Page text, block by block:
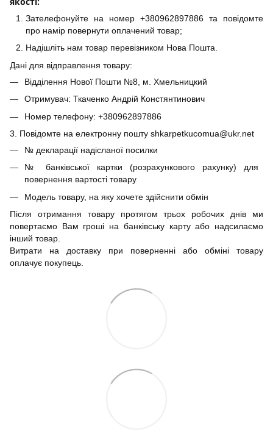
Зателефонуйте на номер +380962897886 та повідомте
про намір повернути оплачений товар;
Надішліть нам товар перевізником Нова Пошта.
Дані для відправлення товару:
Відділення Нової Пошти №8, м. Хмельницкий
Отримувач: Ткаченко Андрій Констянтинович
Номер телефону: +380962897886
3. Повідомте на електронну пошту shkarpetkucomua@ukr.net
№ декларації надісланої посилки
№ банківської картки (розрахункового рахунку) для
повернення вартості товару
Модель товару, на яку хочете здійснити обмін
Після отримання товару протягом трьох робочих днів ми
повертаємо Вам гроші на банківську карту або надсилаємо
інший товар.
Витрати на доставку при поверненні або обміні товару
оплачує покупець.